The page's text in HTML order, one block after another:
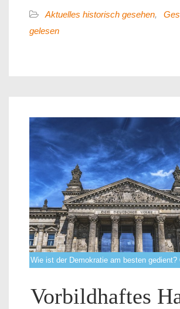
Aktuelles historisch gesehen,
gelesen
Wie ist der Demokratie am besten gedient?
Vorbildhaftes